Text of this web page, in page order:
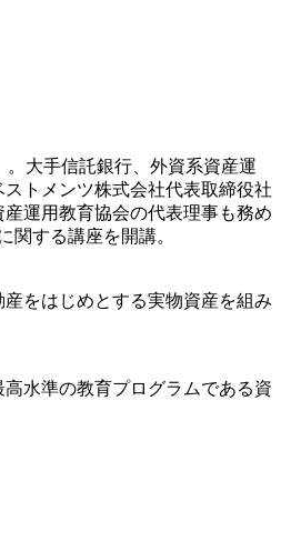
大手信託銀行、外資系資産運
トメンツ株式会社代表取締役社
運用教育協会の代表理事も務め
関する講座を開講。
をはじめとする実物資産を組み
水準の教育プログラムである資